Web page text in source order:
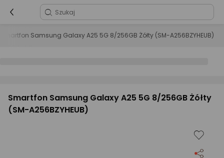
Smartfon Samsung Galaxy A25 5G 8/256GB Żółty (SM-A256BZYHEUB)
Smartfon Samsung Galaxy A25 5G 8/256GB Żółty
(SM-A256BZYHEUB)